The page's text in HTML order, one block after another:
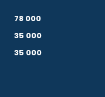
78 000
35 000
35 000